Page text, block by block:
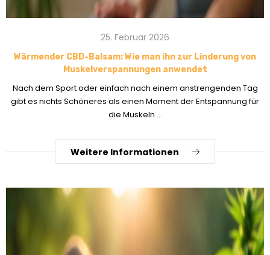
25. Februar 2026
Wärmender CBD-Balsam: Wie man ihn zur Linderung von
Muskelverspannungen anwendet
Nach dem Sport oder einfach nach einem anstrengenden Tag
gibt es nichts Schöneres als einen Moment der Entspannung für
die Muskeln ...
Weitere Informationen